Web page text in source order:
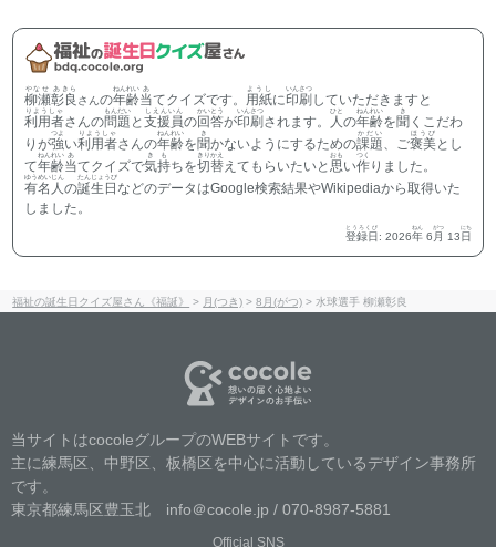
柳瀬彰良
やなせ あきら
さんの年齢
ねんれい
当
あ
てクイズです。 用紙
ようし
に印刷
いんさつ
していただきますと
利用者
りようしゃ
さんの問題
もんだい
と支援員
しえんいん
の回答
かいとう
が印刷
いんさつ
されます。 人
ひと
の年齢
ねんれい
を聞
き
くこだわ
りが強
つよ
い利用者
りようしゃ
さんの年齢
ねんれい
を聞
き
かないようにするための課題
かだい
、ご褒美
ほうび
とし
て年齢
ねんれい
当
あ
てクイズで気持
きも
ちを切替
きりかえ
えてもらいたいと思
おも
い作
つく
りました。
有名人
ゆうめいじん
の誕生日
たんじょうび
などのデータはGoogle検索結果やWikipediaから取得いた
しました。
登録日
とうろくび
: 2026年
ねん
6 月
がつ
13日
にち
福祉の誕生日クイズ屋さん《福誕》 > 月(つき) >8月(がつ) >水球選手 柳瀬彰良
当サイトはcocoleグループのWEBサイトです。
主に練馬区、中野区、板橋区を中心に活動しているデザイン事務所
です。
東京都練馬区豊玉北 info＠cocole.jp / 070-8987-5881
Official SNS